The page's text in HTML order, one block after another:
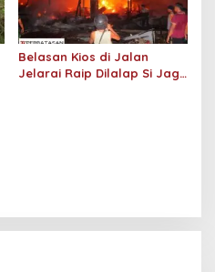
Belasan Kios di Jalan
Jelarai Raip Dilalap Si Jago